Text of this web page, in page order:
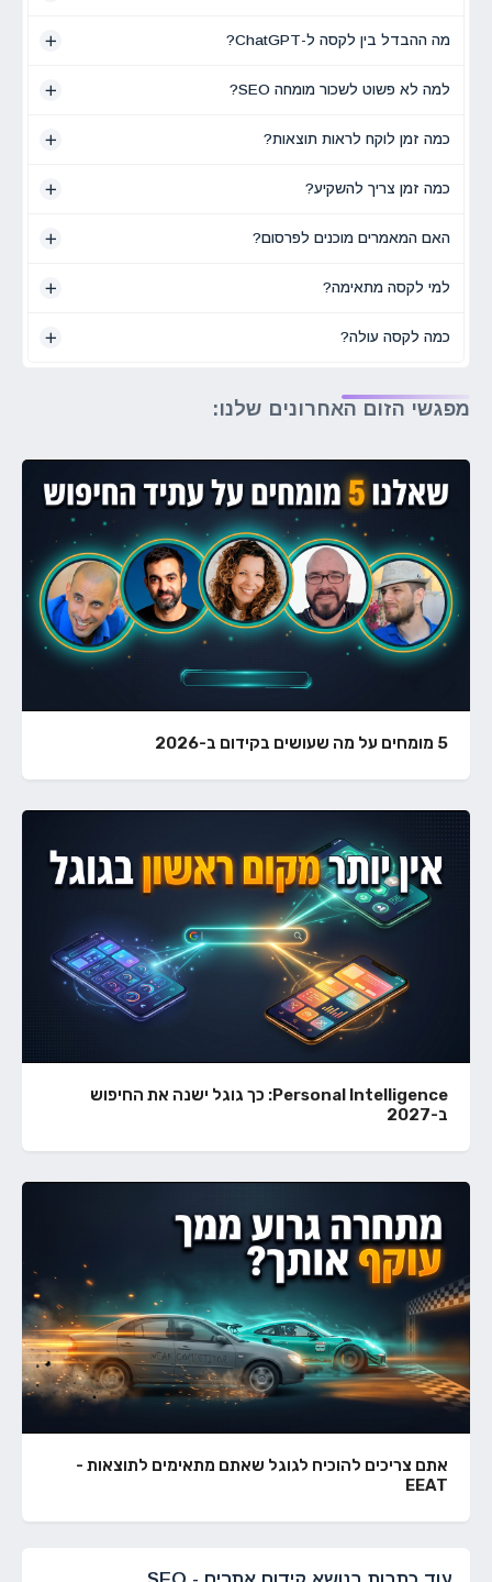
מה ההבדל בין לקסה ל-ChatGPT?
למה לא פשוט לשכור מומחה SEO?
כמה זמן לוקח לראות תוצאות?
כמה זמן צריך להשקיע?
האם המאמרים מוכנים לפרסום?
למי לקסה מתאימה?
כמה לקסה עולה?
מפגשי הזום האחרונים שלנו:
5 מומחים על מה שעושים בקידום ב-2026
Personal Intelligence: כך גוגל ישנה את החיפוש
ב-2027
אתם צריכים להוכיח לגוגל שאתם מתאימים לתוצאות -
EEAT